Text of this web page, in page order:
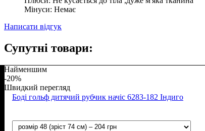
Мінуси: Немає
Написати відгук
Супутні товари:
Найменшим
-20%
Швидкий перегляд
Боді гольф дитячий рубчик начіс 6283-182 Індиго